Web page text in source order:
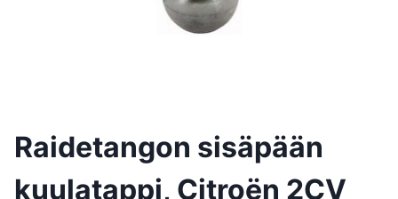
Raidetangon sisäpään
kuulatappi, Citroën 2CV